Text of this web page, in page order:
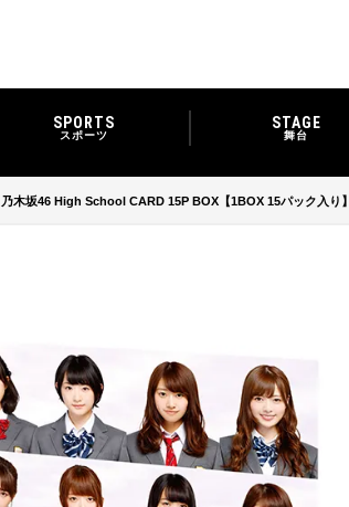
SPORTS
スポーツ
STAGE
舞台
乃木坂46 High School CARD 15P BOX【1BOX 15パック入り】